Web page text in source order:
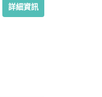
詳細資訊